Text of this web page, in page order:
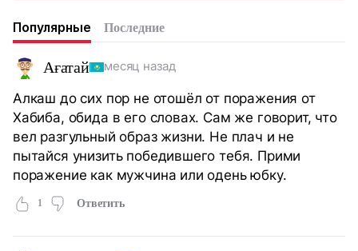
Популярные Последние
Ағатай месяц назад
Алкаш до сих пор не отошёл от поражения от
Хабиба, обида в его словах. Сам же говорит, что
вел разгульный образ жизни. Не плач и не
пытайся унизить победившего тебя. Прими
поражение как мужчина или одень юбку.
1 Ответить